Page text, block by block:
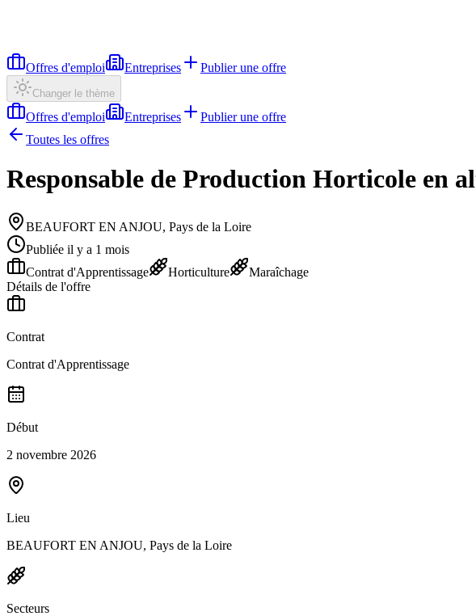
Offres d'emploi Entreprises Publier une offre
Changer le thème
Offres d'emploi Entreprises
Publier une offre
Toutes les offres
Responsable de Production Horticole en
BEAUFORT EN ANJOU, Pays de la Loire
Publiée il y a 1 mois
Contrat d'Apprentissage
Horticulture
Maraîchage
Détails de l'offre
Contrat
Contrat d'Apprentissage
Début
2 novembre 2026
Lieu
BEAUFORT EN ANJOU, Pays de la Loire
Secteurs